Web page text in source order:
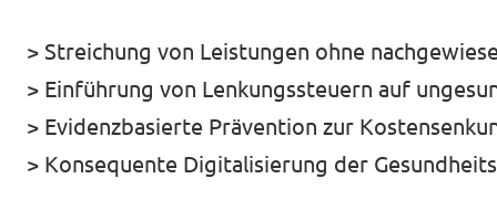
Über Volt
Menschen
> Streichung von Leistungen ohne
> Einführung von Lenkungssteuern auf
> Evidenzbasierte Prävention zur
> Konsequente Digitalisierung der